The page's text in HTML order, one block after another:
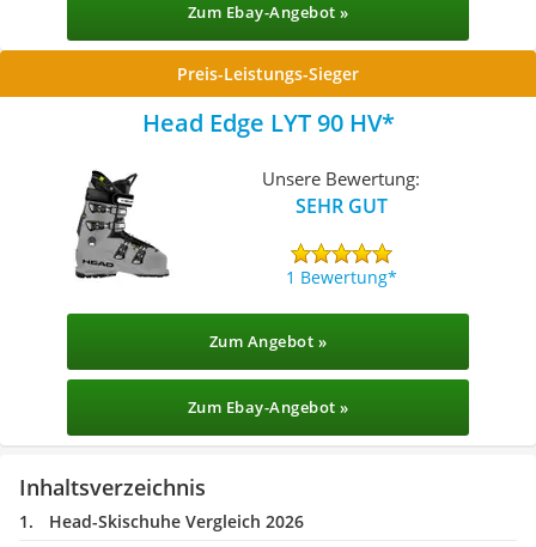
Zum Ebay-Angebot »
Preis-Leistungs-Sieger
Head Edge LYT 90 HV
Unsere Bewertung:
SEHR GUT
1 Bewertung
Zum Angebot »
Zum Ebay-Angebot »
Inhaltsverzeichnis
Head-Skischuhe Vergleich 2026